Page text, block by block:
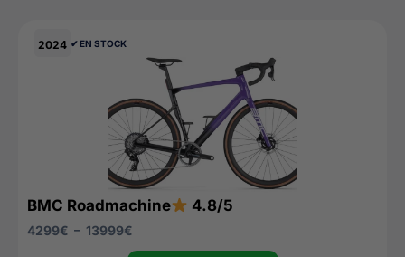
2024 ✔︎ EN STOCK
BMC Roadmachine 4.8/5
4299€ – 13999€